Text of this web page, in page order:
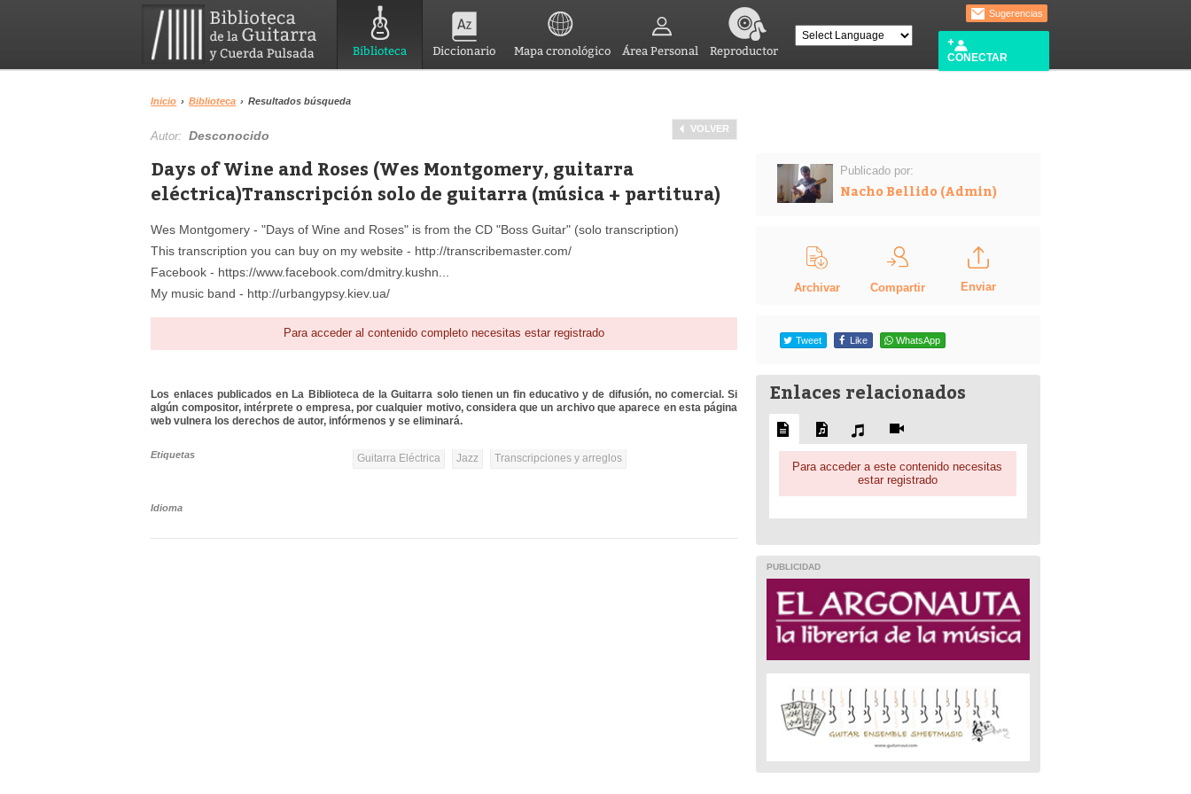
Biblioteca Diccionario Mapa cronológico Área Personal Reproductor
Sugerencias
CONECTAR
Inicio › Biblioteca › Resultados búsqueda
VOLVER
Autor:Desconocido
Days of Wine and Roses (Wes Montgomery, guitarra
eléctrica)Transcripción solo de guitarra (música + partitura)
Wes Montgomery - "Days of Wine and Roses" is from the CD "Boss Guitar" (solo transcription)
This transcription you can buy on my website - http://transcribemaster.com/
Facebook - https://www.facebook.com/dmitry.kushn...
My music band - http://urbangypsy.kiev.ua/
Para acceder al contenido completo necesitas estar registrado
Los enlaces publicados en La Biblioteca de la Guitarra solo tienen un fin educativo y de difusión, no comercial. Si
algún compositor, intérprete o empresa, por cualquier motivo, considera que un archivo que aparece en esta página
web vulnera los derechos de autor, infórmenos y se eliminará.
Etiquetas Guitarra Eléctrica Jazz Transcripciones y arreglos
Idioma
Publicado por:
Nacho Bellido (Admin)
Archivar Compartir Enviar
Tweet Like WhatsApp
Enlaces relacionados
Para acceder a este contenido necesitas
estar registrado
PUBLICIDAD